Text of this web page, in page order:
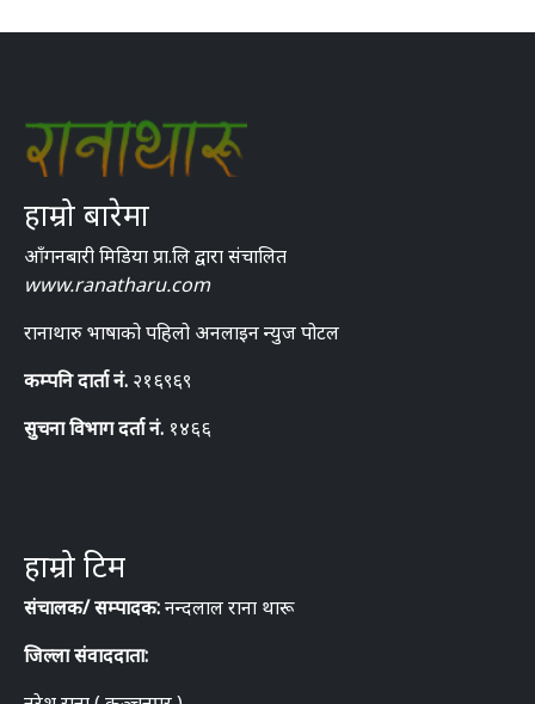
हाम्रो बारेमा
आँगनबारी मिडिया प्रा.लि द्वारा संचालित
www.ranatharu.com
रानाथारु भाषाको पहिलो अनलाइन न्युज पोटल
कम्पनि दार्ता नं. २१६९६९
सुचना विभाग दर्ता नं. १४६६
हाम्रो टिम
संचालक/ सम्पादक:नन्दलाल राना थारू
जिल्ला संवाददाता: